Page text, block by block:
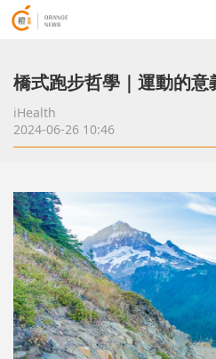
橋式跑步哲學｜運動的意
iHealth
2024-06-26 10:46